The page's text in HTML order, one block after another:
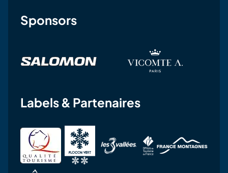
Sponsors
Labels & Partenaires